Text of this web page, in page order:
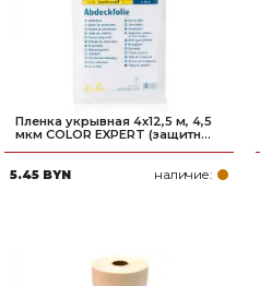
Пленка укрывная 4x12,5 м, 4,5
мкм COLOR EXPERT (защитн...
5.45 BYN наличие: